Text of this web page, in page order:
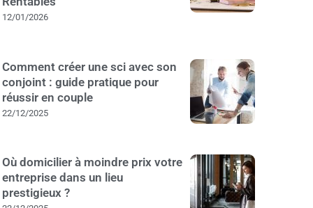
12/01/2026
Comment créer une sci avec son
conjoint : guide pratique pour
réussir en couple
22/12/2025
Où domicilier à moindre prix votre
entreprise dans un lieu
prestigieux ?